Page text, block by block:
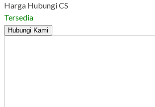
Harga Hubungi CS
Tersedia
Hubungi Kami